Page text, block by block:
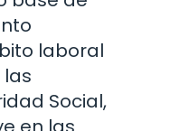
laboral
Social,